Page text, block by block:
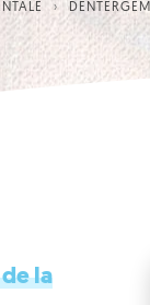
DENTERGEM
la